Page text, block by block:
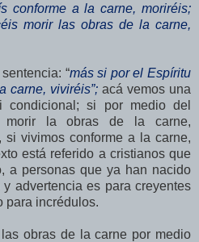
conforme a la carne, moriréis;
morir las obras de la carne,
“más si por el Espíritu
carne, viviréis”; acá vemos una
condicional; si por medio del
morir la obras de la carne,
si vivimos conforme a la carne,
está referido a cristianos que
a personas que ya han nacido
advertencia es para creyentes
para incrédulos.
obras de la carne por medio